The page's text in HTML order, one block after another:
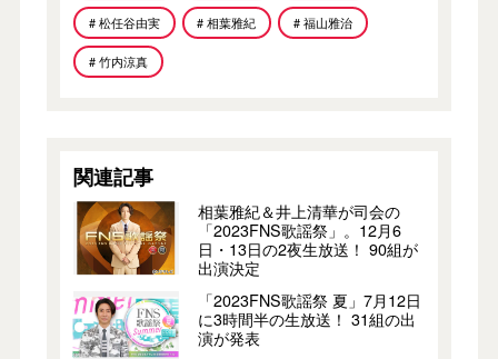
# 松任谷由実 # 相葉雅紀 # 福山雅治
# 竹内涼真
関連記事
相葉雅紀＆井上清華が司会の
「2023FNS歌謡祭」。12月6
日・13日の2夜生放送！ 90組が
出演決定
「2023FNS歌謡祭 夏」7月12日
に3時間半の生放送！ 31組の出
演が発表